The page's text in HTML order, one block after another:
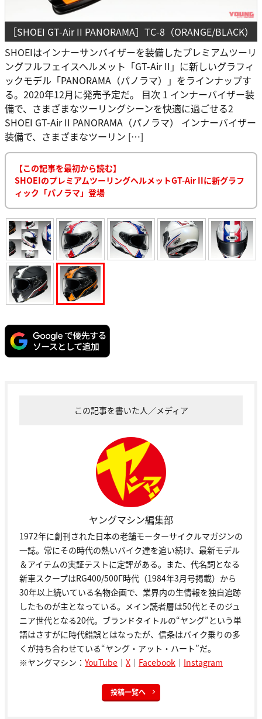
［SHOEI GT-Air II PANORAMA］TC-8（ORANGE/BLACK）
SHOEIはインナーサンバイザーを装備したプレミアムツーリ
ングフルフェイスヘルメット「GT-Air II」に新しいグラフィ
ックモデル「PANORAMA（パノラマ）」をラインナップす
る。2020年12月に発売予定だ。 目次 1 インナーバイザー装
備で、さまざまなツーリングシーンを快適に過ごせる2
SHOEI GT-Air II PANORAMA（パノラマ） インナーバイザー
装備で、さまざまなツーリン […]
【この記事を最初から読む】
SHOEIのプレミアムツーリングヘルメットGT-Air IIに新グラフ
ィック「パノラマ」登場
この記事を書いた人／メディア
ヤングマシン編集部
1972年に創刊された日本の老舗モーターサイクルマガジンの
一誌。常にその時代の熱いバイク達を追い続け、最新モデル
＆アイテムの実証テストに定評がある。また、代名詞となる
新車スクープはRG400/500Γ時代（1984年3月号掲載）から
30年以上続いている名物企画で、業界内の生情報を独自追跡
したものが主となっている。メイン読者層は50代とそのジュ
ニア世代となる20代。ブランドタイトルの“ヤング”という単
語はさすがに時代錯誤とはなったが、信条はバイク乗りの多
くが持ち合わせている“ヤング・アット・ハート”だ。
※ヤングマシン： YouTube ｜ X ｜ Facebook ｜ Instagram
投稿一覧へ